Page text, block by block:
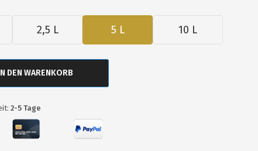
2,5 L 5 L 10 L
DEN WARENKORB
2-5 Tage